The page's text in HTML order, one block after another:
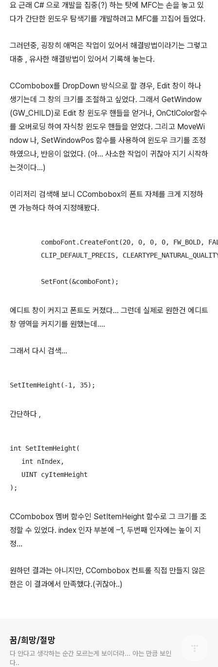
요 근래 C# 으로 개발을 집중(?) 하는 탓에 MFC는 손을 놓고 있
다가 간단한 윈도우 탐색기를 개발하려고 MFC를 끄집어 들었다.
그러던중, 굉장히 애먹은 작업이 있어서 해결방법이라기는 그렇고
대충 , 유사한 해결방법이 있어서 기록해 놓는다.
CCombobox를 DropDown 방식으로 할 경우, Edit 창이 하나
생기는데 그 창의 크기를 조절하고 싶었다. 그래서 GetWindow
(GW_CHILD)로 Edit 창 윈도우 핸들을 얻거나, OnCtlColor함수
를 오버로딩 하여 자식창 윈도우 핸들을 얻었다. 그리고 MoveWi
ndow 나, SetWindowPos 함수를 사용하여 윈도우 크기를 조정
하였으나, 반응이 없었다. (아… 사소한 작업이 귀찮아 지기 시작하
는것이다…)
이리저리 검색해 보니 CCombobox의 폰트 자체를 크게 지정하
면 가능하다 하여 지정해봤다.
CLIP_DEFAULT_PRECIS,
	SetFont(&comboFont);
에디트 창이 커지고 폰트도 커졌다… 그런데 실제로 원한건 에디트
창 영역을 커지기를 원했는데….
그래서 다시 검색…
SetItemHeight(-1, 35);
간단하다 ,
int SetItemHeight(
   int nIndex,
   UINT cyItemHeight
);
CCombobox 멤버 함수인 SetItemHeight 함수로 그 크기를 조
정할 수 있었다. index 인자 부분에 –1, 두번째 인자에는 높이 지
정…
원하던 결과는 아니지만, CCombobox 컨트롤 직접 만들지 않은
한은 이 결과에서 만족했다.(귀찮아..)
꿈/희망/절망
다 안다고 생각하는 순간 모르는게 보이더라... 아는 만큼 보인
다..